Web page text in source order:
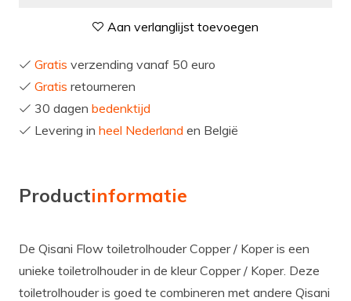
Aan verlanglijst toevoegen
Gratis verzending vanaf 50 euro
Gratis retourneren
30 dagen bedenktijd
Levering in heel Nederland en België
Productinformatie
De Qisani Flow toiletrolhouder Copper / Koper is een
unieke toiletrolhouder in de kleur Copper / Koper. Deze
toiletrolhouder is goed te combineren met andere Qisani